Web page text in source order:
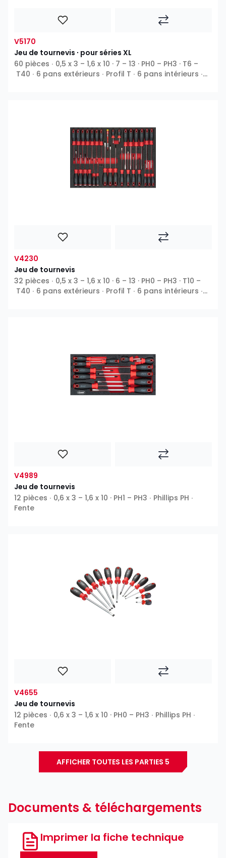
V5170
Jeu de tournevis ∙ pour séries XL
60 pièces ∙ 0,5 x 3 – 1,6 x 10 · 7 – 13 · PH0 – PH3 · T6 –
T40 ∙ 6 pans extérieurs ∙ Profil T ∙ 6 pans intérieurs ∙
V4230
Jeu de tournevis
32 pièces ∙ 0,5 x 3 – 1,6 x 10 · 6 – 13 · PH0 – PH3 · T10 –
T40 ∙ 6 pans extérieurs ∙ Profil T ∙ 6 pans intérieurs ∙
V4989
Jeu de tournevis
12 pièces ∙ 0,6 x 3 – 1,6 x 10 · PH1 – PH3 ∙ Phillips PH ∙
Fente
V4655
Jeu de tournevis
12 pièces ∙ 0,6 x 3 – 1,6 x 10 · PH0 – PH3 ∙ Phillips PH ∙
Fente
AFFICHER TOUTES LES PARTIES 5
Documents & téléchargements
Imprimer la fiche technique